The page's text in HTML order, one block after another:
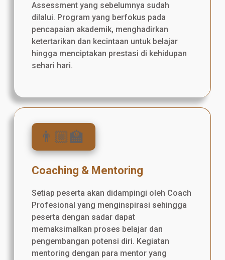
Assessment yang sebelumnya sudah
dilalui. Program yang berfokus pada
pencapaian akademik, menghadirkan
ketertarikan dan kecintaan untuk belajar
hingga menciptakan prestasi di kehidupan
sehari hari.
👨🏼‍🏫
Coaching & Mentoring
Setiap peserta akan didampingi oleh Coach
Profesional yang menginspirasi sehingga
peserta dengan sadar dapat
memaksimalkan proses belajar dan
pengembangan potensi diri. Kegiatan
mentoring dengan para mentor yang